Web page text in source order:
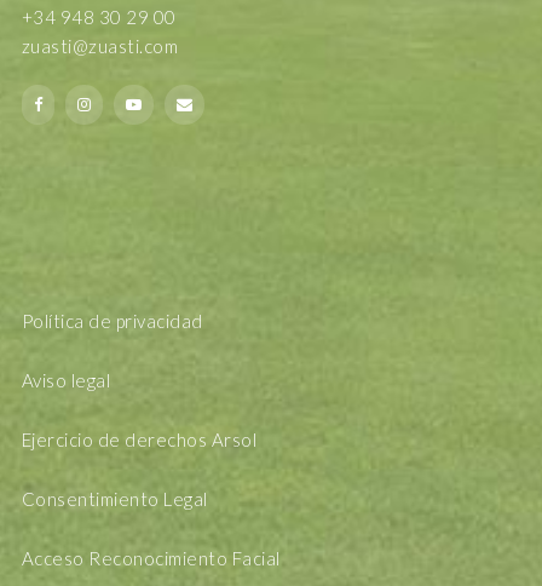
+34 948 30 29 00
zuasti@zuasti.com
Política de privacidad
Aviso legal
Ejercicio de derechos Arsol
Consentimiento Legal
Acceso Reconocimiento Facial